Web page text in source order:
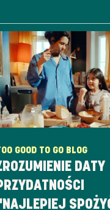
GOOD TO GO BLOG
DATY